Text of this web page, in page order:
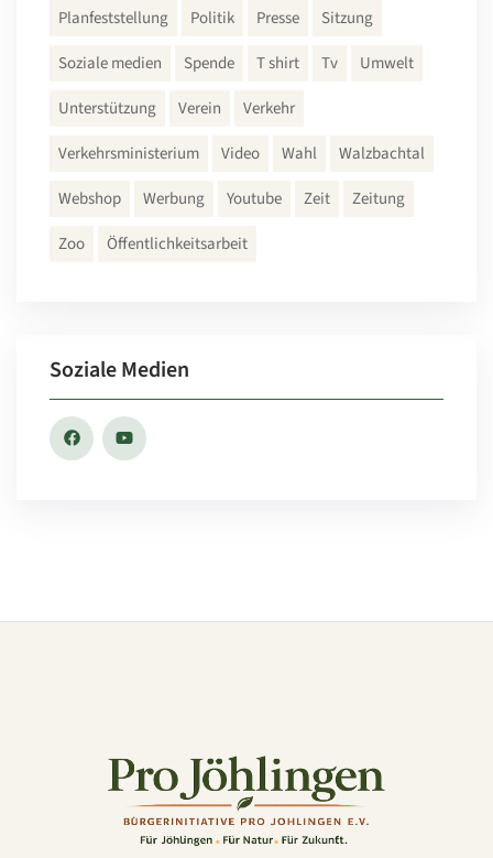
Planfeststellung
Politik Presse
Sitzung
Soziale medien
Spende T shirt Tv
Umwelt
Unterstützung
Verein
Verkehr
Verkehrsministerium
Video Wahl
Walzbachtal
Webshop
Werbung Youtube Zeit
Zeitung
Zoo
Öffentlichkeitsarbeit
Soziale Medien